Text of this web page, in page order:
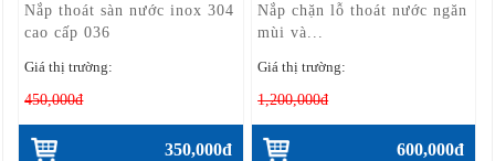
Nắp thoát sàn nước inox 304
cao cấp 036
Giá thị trường:
450,000đ
350,000đ
Nắp chặn lỗ thoát nước ngăn
mùi và...
Giá thị trường:
1,200,000đ
600,000đ